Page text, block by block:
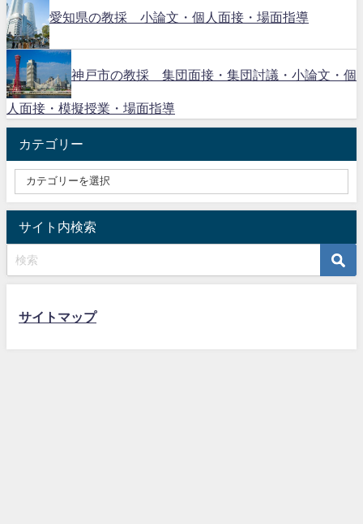
愛知県の教採 小論文・個人面接・場面指導
神戸市の教採 集団面接・集団討議・小論文・個
人面接・模擬授業・場面指導
カテゴリー
サイト内検索
サイトマップ